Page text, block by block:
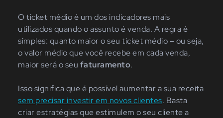
O ticket médio é um dos indicadores mais
utilizados quando o assunto é venda. A regra é
simples: quanto maior o seu ticket médio – ou seja,
o valor médio que você recebe em cada venda,
maior será o seu faturamento.
Isso significa que é possível aumentar a sua receita
sem precisar investir em novos clientes. Basta
criar estratégias que estimulem o seu cliente a